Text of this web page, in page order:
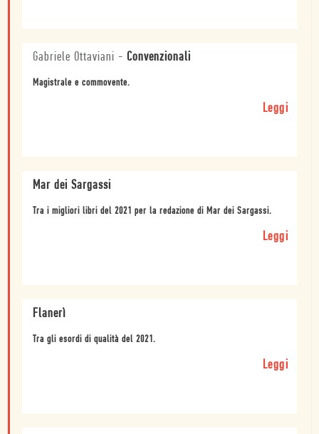
Gabriele Ottaviani - Convenzionali
Magistrale e commovente.
Leggi
Mar dei Sargassi
Tra i migliori libri del 2021 per la redazione di Mar dei Sargassi.
Leggi
Flanerì
Tra gli esordi di qualità del 2021.
Leggi